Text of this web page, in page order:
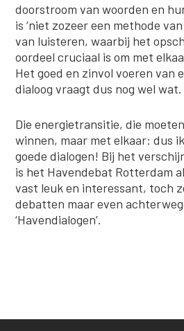
doorstroom van woorden en
is ‘niet zozeer een methode
van luisteren, waarbij het
oordeel cruciaal is om met
Het goed en zinvol voeren van
dialoog vraagt dus nog wel wat.
Die energietransitie, die
winnen, maar met elkaar: dus
goede dialogen! Bij het
is het Havendebat Rotterdam
vast leuk en interessant, toch
debatten maar even
‘Havendialogen’.